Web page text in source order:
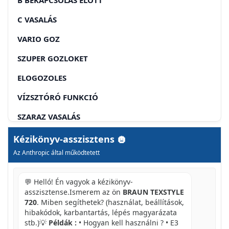
C VASALÁS
VARIO GOZ
SZUPER GOZLOKET
ELOGOZOLES
VÍZSZTÓRÓ FUNKCIÓ
SZARAZ VASALÁS
D TEXTILE PROTECTOR
(CSAK AZ 730 MODELLNL)
F KARBANTARTÁS ÉS TISZÍTATAS
G A VIZKÓTELENÍTO SZELEP TISZÍTÁSA
Kézikönyv-asszisztens
Az Anthropic által működtetett
💬 Helló! Én vagyok a kézikönyv-
asszisztense.Ismerem az ön BRAUN TEXSTYLE
720. Miben segíthetek? (használat, beállítások,
hibakódok, karbantartás, lépés magyarázata
stb.)💡 Példák : • Hogyan kell használni ? • E3